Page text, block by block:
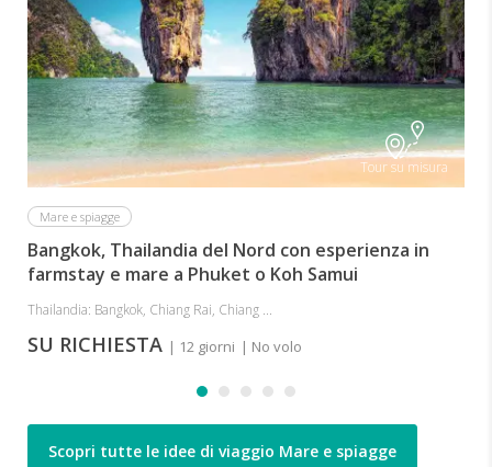
Tour su misura
Mare e spiagge
Bangkok, Thailandia del Nord con esperienza in
farmstay e mare a Phuket o Koh Samui
Thailandia: Bangkok, Chiang Rai, Chiang ...
SU RICHIESTA | 12 giorni | No volo
Scopri tutte le idee di viaggio Mare e spiagge